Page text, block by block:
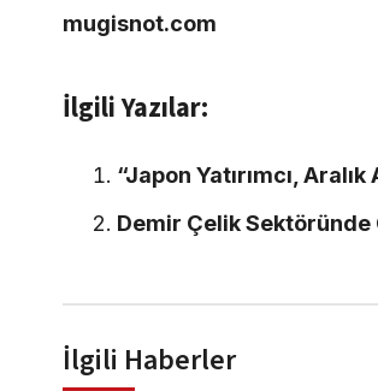
mugisnot.com
İlgili Yazılar:
“Japon Yatırımcı,
Demir Çelik Sektöründe
İlgili Haberler